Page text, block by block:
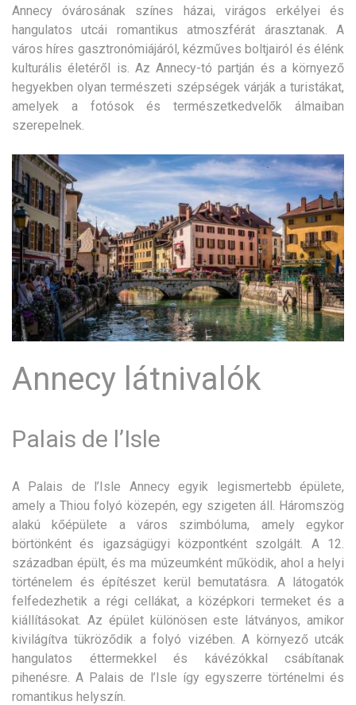
Annecy óvárosának színes házai, virágos erkélyei és
hangulatos utcái romantikus atmoszférát árasztanak. A
város híres gasztronómiájáról, kézműves boltjairól és élénk
kulturális életéről is. Az Annecy-tó partján és a környező
hegyekben olyan természeti szépségek várják a turistákat,
amelyek a fotósok és természetkedvelők álmaiban
szerepelnek.
Annecy látnivalók
Palais de l’Isle
A Palais de l’Isle Annecy egyik legismertebb épülete,
amely a Thiou folyó közepén, egy szigeten áll. Háromszög
alakú kőépülete a város szimbóluma, amely egykor
börtönként és igazságügyi központként szolgált. A 12.
században épült, és ma múzeumként működik, ahol a helyi
történelem és építészet kerül bemutatásra. A látogatók
felfedezhetik a régi cellákat, a középkori termeket és a
kiállításokat. Az épület különösen este látványos, amikor
kivilágítva tükröződik a folyó vizében. A környező utcák
hangulatos éttermekkel és kávézókkal csábítanak
pihenésre. A Palais de l’Isle így egyszerre történelmi és
romantikus helyszín.